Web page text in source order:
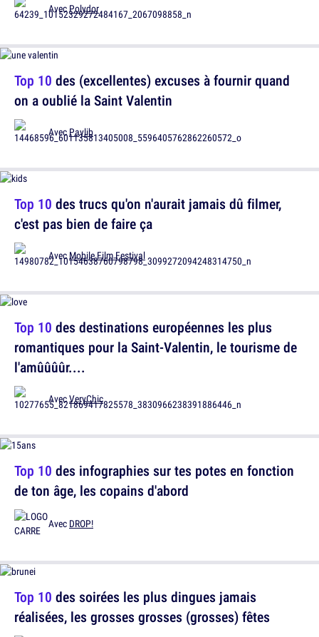
Top 10 des (excellentes) excuses à fournir quand
on a oublié la Saint Valentin
AvecPaylib
Top 10 des destinations européennes les plus
romantiques pour la Saint-Valentin, le tourisme de
l'amûûûûr....
AvecVeryChic
Top 10 des soirées les plus dingues jamais
réalisées, les grosses grosses (grosses) fêtes
AvecPolydor
Top 10 des trucs qu'on n'aurait jamais dû filmer,
c'est pas bien de faire ça
AvecMobile Film Festival
Top 10 des infographies sur tes potes en fonction
de ton âge, les copains d'abord
Avec DROP!